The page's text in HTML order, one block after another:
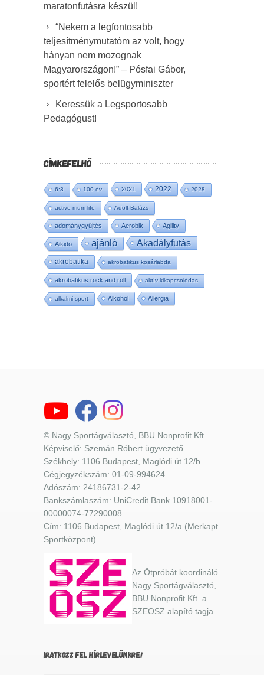
maratonfutásra készül!
“Nekem a legfontosabb
teljesítménymutatóm az volt, hogy
hányan nem mozognak
Magyarországon!” – Pósfai Gábor,
sportért felelős belügyminiszter
Keressük a Legsportosabb
Pedagógust!
CÍMKEFELHŐ
6:3 100 év 2021 2022 2028
active mum life Adolf Balázs
adománygyűjtés Aerobik Agility
Aikido ajánló Akadályfutás
akrobatika akrobatikus kosárlabda
akrobatikus rock and roll aktív kikapcsolódás
alkalmi sport Alkohol Allergia
© Nagy Sportágválasztó, BBU Nonprofit Kft.
Képviselő: Szemán Róbert ügyvezető
Székhely: 1106 Budapest, Maglódi út 12/b
Cégjegyzékszám: 01-09-994624
Adószám: 24186731-2-42
Bankszámlaszám: UniCredit Bank 10918001-
00000074-77290008
Cím: 1106 Budapest, Maglódi út 12/a (Merkapt
Sportközpont)
Az Ötpróbát koordináló
Nagy Sportágválasztó,
BBU Nonprofit Kft. a
SZEOSZ alapító tagja.
IRATKOZZ FEL HÍRLEVELÜNKRE!